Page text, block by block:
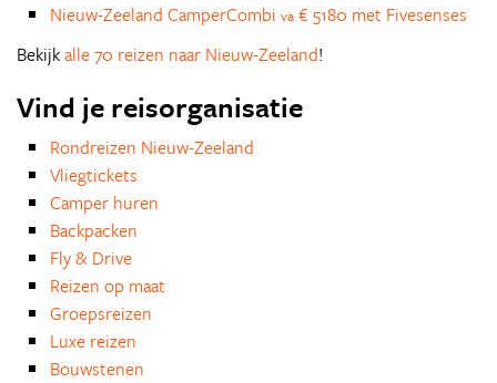
Nieuw-Zeeland CamperCombi va € 5180 met Fivesenses
Bekijkalle 70 reizen naar Nieuw-Zeeland!
Vind je reisorganisatie
Rondreizen Nieuw-Zeeland
Vliegtickets
Camper huren
Backpacken
Fly & Drive
Reizen op maat
Groepsreizen
Luxe reizen
Bouwstenen